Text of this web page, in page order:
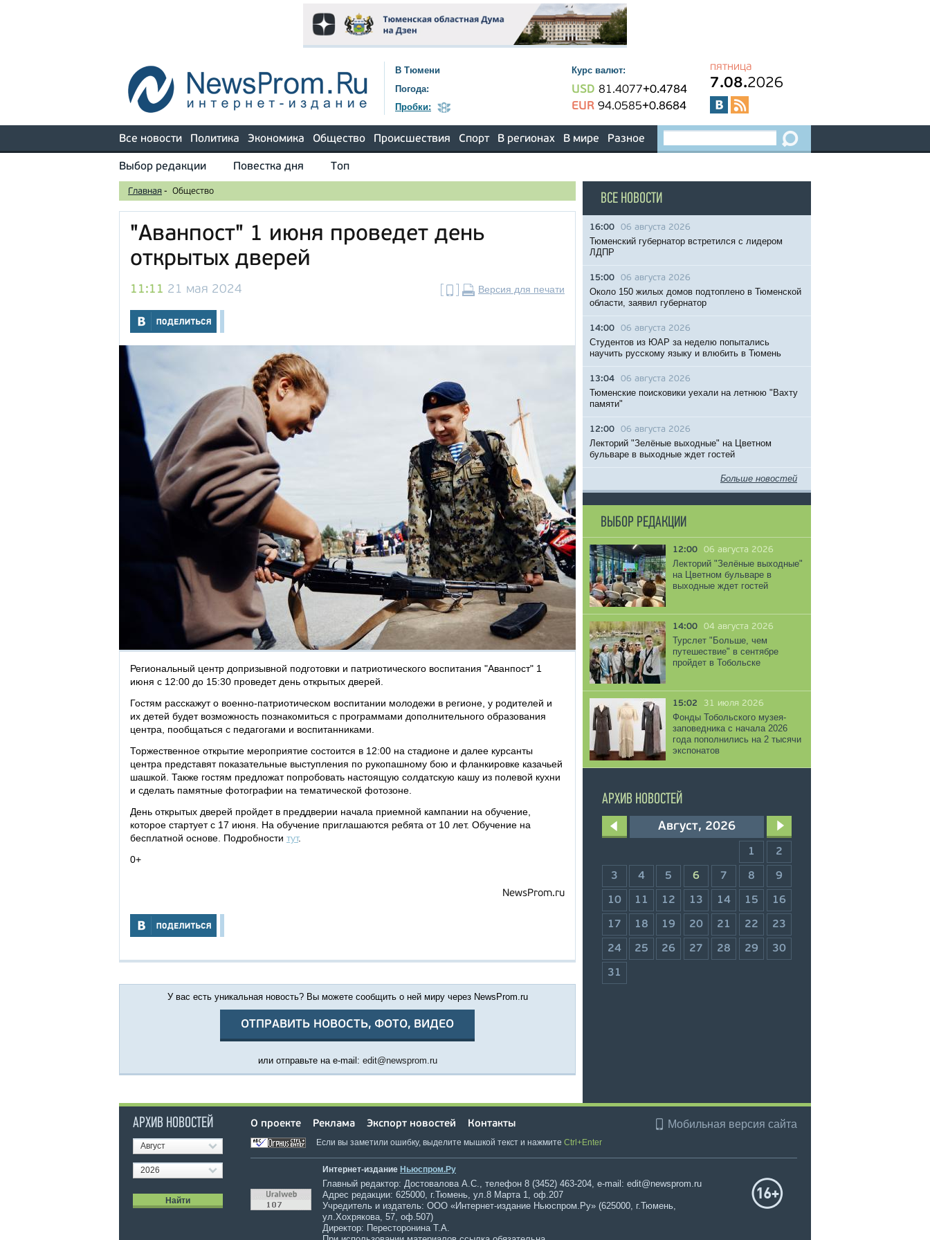
В Тюмени
Погода:
Пробки:
Курс валют:
USD 81.4077+0.4784
EUR 94.0585+0.8684
пятница
7.08.2026
Все новости Политика Экономика Общество Происшествия Спорт В регионах В мире Разное
Выбор редакции Повестка дня Топ
Главная - Общество
"Аванпост" 1 июня проведет день
открытых дверей
11:11 21 мая 2024 Версия для печати
Региональный центр допризывной подготовки и патриотического воспитания "Аванпост" 1
июня с 12:00 до 15:30 проведет день открытых дверей.
Гостям расскажут о военно-патриотическом воспитании молодежи в регионе, у родителей и
их детей будет возможность познакомиться с программами дополнительного образования
центра, пообщаться с педагогами и воспитанниками.
Торжественное открытие мероприятие состоится в 12:00 на стадионе и далее курсанты
центра представят показательные выступления по рукопашному бою и фланкировке казачьей
шашкой. Также гостям предложат попробовать настоящую солдатскую кашу из полевой кухни
и сделать памятные фотографии на тематической фотозоне.
День открытых дверей пройдет в преддверии начала приемной кампании на обучение,
которое стартует с 17 июня. На обучение приглашаются ребята от 10 лет. Обучение на
бесплатной основе. Подробности тут.
0+
NewsProm.ru
У вас есть уникальная новость? Вы можете сообщить о ней миру через NewsProm.ru
ОТПРАВИТЬ НОВОСТЬ, ФОТО, ВИДЕО
или отправьте на e-mail: edit@newsprom.ru
ВСЕ НОВОСТИ
16:00 06 августа 2026
Тюменский губернатор встретился с лидером
ЛДПР
15:00 06 августа 2026
Около 150 жилых домов подтоплено в Тюменской
области, заявил губернатор
14:00 06 августа 2026
Студентов из ЮАР за неделю попытались
научить русскому языку и влюбить в Тюмень
13:04 06 августа 2026
Тюменские поисковики уехали на летнюю "Вахту
памяти"
12:00 06 августа 2026
Лекторий "Зелёные выходные" на Цветном
бульваре в выходные ждет гостей
Больше новостей
ВЫБОР РЕДАКЦИИ
12:00 06 августа 2026
Лекторий "Зелёные выходные"
на Цветном бульваре в
выходные ждет гостей
14:00 04 августа 2026
Турслет "Больше, чем
путешествие" в сентябре
пройдет в Тобольске
15:02 31 июля 2026
Фонды Тобольского музея-
заповедника с начала 2026
года пополнились на 2 тысячи
экспонатов
АРХИВ НОВОСТЕЙ
Август, 2026
1 2
3 4 5 6 7 8 9
10 11 12 13 14 15 16
17 18 19 20 21 22 23
24 25 26 27 28 29 30
31
АРХИВ НОВОСТЕЙ
Август
2026
О проекте Реклама Экспорт новостей Контакты Мобильная версия сайта
Если вы заметили ошибку, выделите мышкой текст и нажмите Ctrl+Enter
Интернет-издание Ньюспром.Ру
Главный редактор: Достовалова А.С., телефон 8 (3452) 463-204, e-mail: edit@newsprom.ru
Адрес редакции: 625000, г.Тюмень, ул.8 Марта 1, оф.207
Учредитель и издатель: ООО «Интернет-издание Ньюспром.Ру» (625000, г.Тюмень,
ул.Хохрякова, 57, оф.507)
Директор: Пересторонина Т.А.